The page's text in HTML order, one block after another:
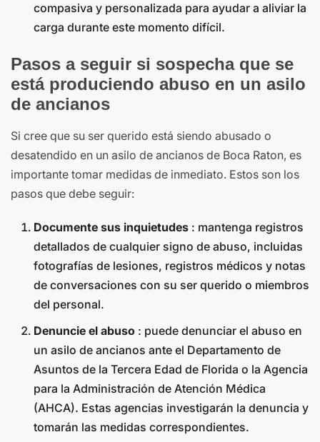
compasiva y personalizada para ayudar a aliviar la
carga durante este momento difícil.
Pasos a seguir si sospecha que se
está produciendo abuso en un asilo
de ancianos
Si cree que su ser querido está siendo abusado o
desatendido en un asilo de ancianos de Boca Raton, es
importante tomar medidas de inmediato. Estos son los
pasos que debe seguir:
Documente sus inquietudes : mantenga registros
detallados de cualquier signo de abuso, incluidas
fotografías de lesiones, registros médicos y notas
de conversaciones con su ser querido o miembros
del personal.
Denuncie el abuso : puede denunciar el abuso en
un asilo de ancianos ante el Departamento de
Asuntos de la Tercera Edad de Florida o la Agencia
para la Administración de Atención Médica
(AHCA). Estas agencias investigarán la denuncia y
tomarán las medidas correspondientes.